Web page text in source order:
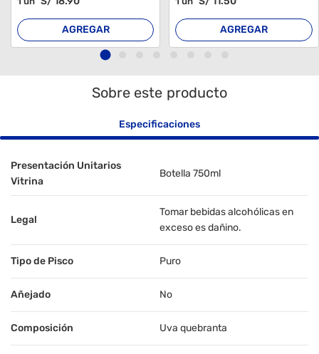
AGREGAR AGREGAR
Sobre este producto
Especificaciones
Presentación Unitarios
Vitrina
Botella 750ml
Legal
Tomar bebidas alcohólicas en
exceso es dañino.
Tipo de Pisco Puro
Añejado No
Composición Uva quebranta